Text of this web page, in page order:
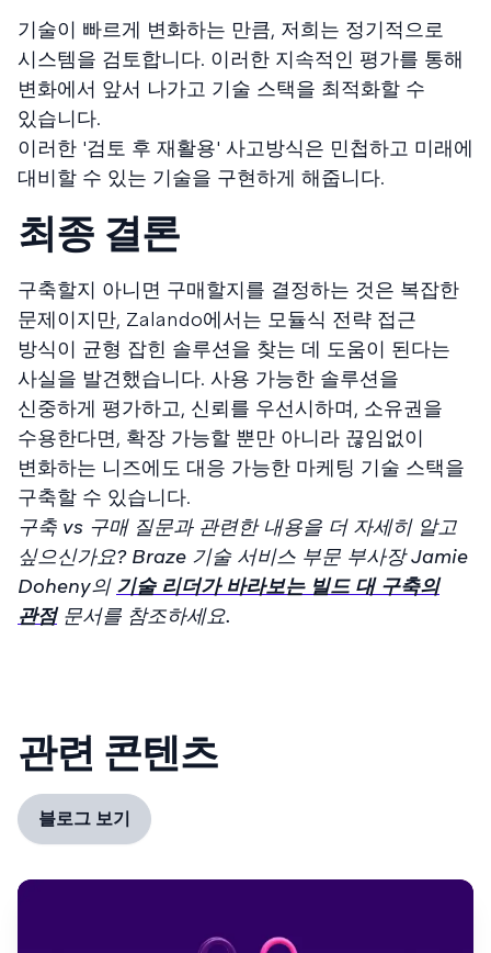
기술이 빠르게 변화하는 만큼, 저희는 정기적으로
시스템을 검토합니다. 이러한 지속적인 평가를 통해
변화에서 앞서 나가고 기술 스택을 최적화할 수
있습니다.
이러한 '검토 후 재활용' 사고방식은 민첩하고 미래에
대비할 수 있는 기술을 구현하게 해줍니다.
최종 결론
구축할지 아니면 구매할지를 결정하는 것은 복잡한
문제이지만, Zalando에서는 모듈식 전략 접근
방식이 균형 잡힌 솔루션을 찾는 데 도움이 된다는
사실을 발견했습니다. 사용 가능한 솔루션을
신중하게 평가하고, 신뢰를 우선시하며, 소유권을
수용한다면, 확장 가능할 뿐만 아니라 끊임없이
변화하는 니즈에도 대응 가능한 마케팅 기술 스택을
구축할 수 있습니다.
구축 vs 구매 질문과 관련한 내용을 더 자세히 알고
싶으신가요? Braze 기술 서비스 부문 부사장 Jamie
Doheny의 기술 리더가 바라보는 빌드 대 구축의
관점문서를 참조하세요.
관련 콘텐츠
블로그 보기